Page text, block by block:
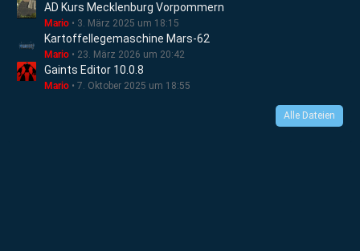
AD Kurs Mecklenburg Vorpommern
Mario 3. März 2025 um 18:15
Kartoffellegemaschine Mars-62
Mario 23. März 2026 um 20:42
Gaints Editor 10.0.8
Mario 7. Oktober 2025 um 18:55
Alle Dateien